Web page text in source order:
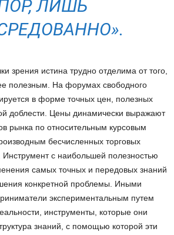
ЛИШЬ
зрения истина трудно отделима от того,
полезным. На форумах свободного
в форме точных цен, полезных
доблести. Цены динамически выражают
рынка по относительным курсовым
бесчисленных торговых
с наибольшей полезностью
самых точных и передовых знаний
конкретной проблемы. Иными
экспериментальным путем
инструменты, которые они
знаний, с помощью которой эти